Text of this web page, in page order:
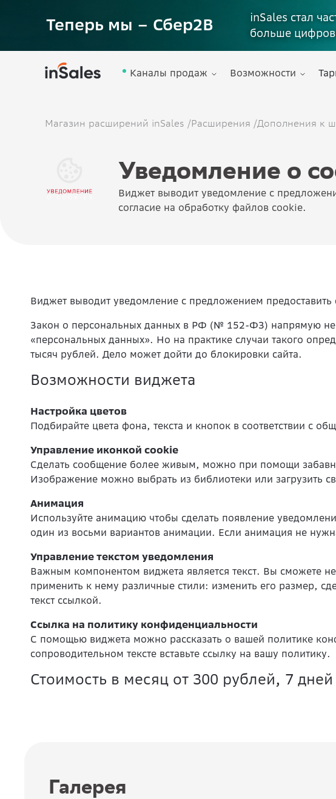
Теперь мы – Сбер2B
inSales стал
больше
Каналы продаж Возможности
Магазин расширений inSales /Расширения /Дополнения к
Уведомление о
Виджет выводит уведомление с
согласие на обработку файлов cookie.
Виджет выводит уведомление с предложением предоставить
Закон о персональных данных в РФ (№ 152-ФЗ) напрямую не
«персональных данных». Но на практике случаи такого
тысяч рублей. Дело может дойти до блокировки сайта.
Возможности виджета
Настройка цветов
Подбирайте цвета фона, текста и кнопок в соответствии с
Управление иконкой cookie
Сделать сообщение более живым, можно при помощи
Изображение можно выбрать из библиотеки или загрузить
Анимация
Используйте анимацию чтобы сделать появление
один из восьми вариантов анимации. Если анимация не
Управление текстом уведомления
Важным компонентом виджета является текст. Вы сможете не
применить к нему различные стили: изменить его размер,
текст ссылкой.
Ссылка на политику конфиденциальности
С помощью виджета можно рассказать о вашей политике
сопроводительном тексте вставьте ссылку на вашу политику.
Стоимость в месяц от 300 рублей, 7
Галерея